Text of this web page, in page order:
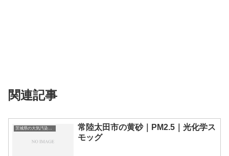
関連記事
茨城県の大気汚染・PM2.5・黄砂・エアロゾルの数値
常陸太田市の黄砂｜PM2.5｜光化学ス
モッグ